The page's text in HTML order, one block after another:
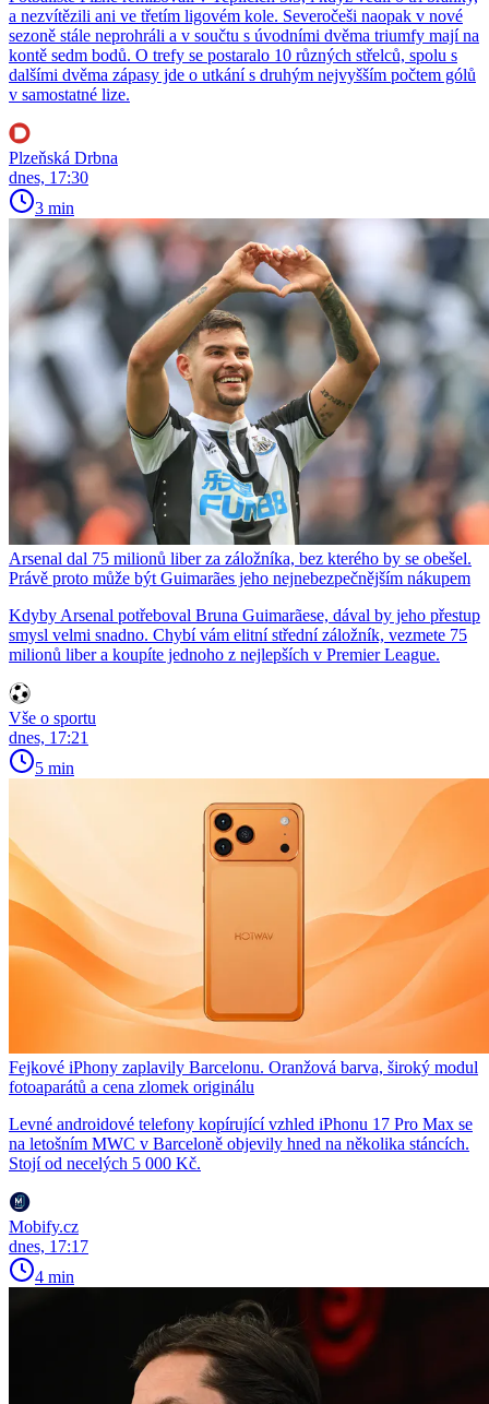
a nezvítězili ani ve třetím ligovém kole. Severočeši naopak v nové
sezoně stále neprohráli a v součtu s úvodními dvěma triumfy mají na
kontě sedm bodů. O trefy se postaralo 10 různých střelců, spolu s
dalšími dvěma zápasy jde o utkání s druhým nejvyšším počtem gólů
v samostatné lize.
Plzeňská Drbna
dnes, 17:30
3 min
Arsenal dal 75 milionů liber za záložníka, bez kterého by se obešel.
Právě proto může být Guimarães jeho nejnebezpečnějším nákupem
Kdyby Arsenal potřeboval Bruna Guimarãese, dával by jeho přestup
smysl velmi snadno. Chybí vám elitní střední záložník, vezmete 75
milionů liber a koupíte jednoho z nejlepších v Premier League.
Vše o sportu
dnes, 17:21
5 min
Fejkové iPhony zaplavily Barcelonu. Oranžová barva, široký modul
fotoaparátů a cena zlomek originálu
Levné androidové telefony kopírující vzhled iPhonu 17 Pro Max se
na letošním MWC v Barceloně objevily hned na několika stáncích.
Stojí od necelých 5 000 Kč.
Mobify.cz
dnes, 17:17
4 min